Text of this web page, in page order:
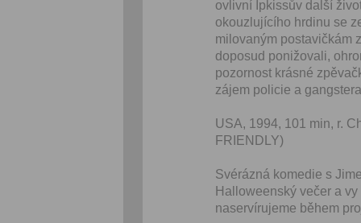
ovlivní Ipkissův další
okouzlujícího hrdinu se
milovaným postavičkám
doposud ponižovali,
pozornost krásné
zájem policie a
USA, 1994, 101 min, r.
FRIENDLY)
Svérázná komedie s
Halloweenský večer a
naservírujeme během